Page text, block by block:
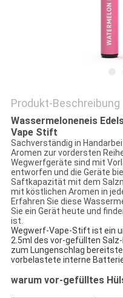
Produkt-Beschreibung
Wassermeloneneis
Vape Stift
Sachverständig in
Aromen zur vordersten
Wegwerfgeräte sind mit
entworfen und die Geräte
Saftkapazität mit dem
mit köstlichen Aromen in
Erfahren Sie diese
Sie ein Gerät heute und
ist.
Wegwerf-Vape-Stift ist ein
2.5ml des vor-gefüllten
zum Lungenschlag
vorbelastete interne
warum vor-gefülltes